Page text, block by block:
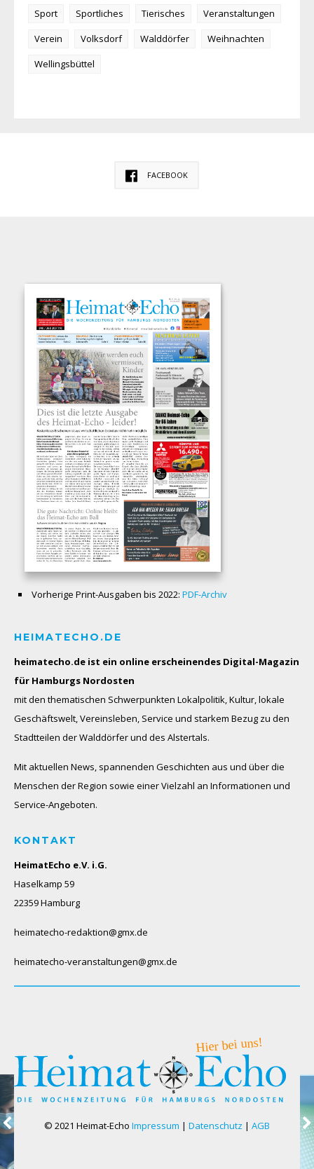
Sport
Sportliches Tierisches
Veranstaltungen
Verein
Volksdorf Walddörfer
Weihnachten
Wellingsbüttel
FACEBOOK
Vorherige Print-Ausgaben bis 2022: PDF-Archiv
HEIMATECHO.DE
heimatecho.de ist ein online erscheinendes Digital-Magazin
für Hamburgs Nordosten
mit den thematischen Schwerpunkten Lokalpolitik, Kultur, lokale
Geschäftswelt, Vereinsleben, Service und starkem Bezug zu den
Stadtteilen der Walddörfer und des Alstertals.
Mit aktuellen News, spannenden Geschichten aus und über die
Menschen der Region sowie einer Vielzahl an Informationen und
Service-Angeboten.
KONTAKT
HeimatEcho e.V. i.G.
Haselkamp 59
22359 Hamburg
heimatecho-redaktion@gmx.de
heimatecho-veranstaltungen@gmx.de
© 2021 Heimat-Echo Impressum | Datenschutz | AGB